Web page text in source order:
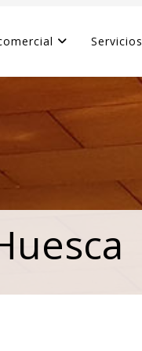
Servicios